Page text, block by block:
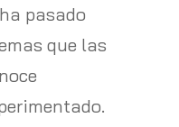
pasado
que las